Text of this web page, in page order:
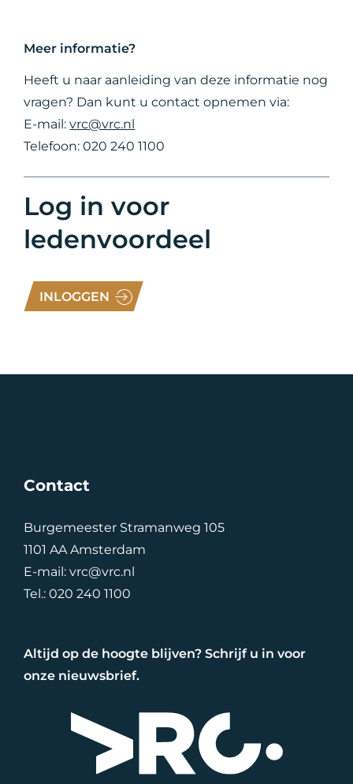
Meer informatie?
Heeft u naar aanleiding van deze informatie nog
vragen? Dan kunt u contact opnemen via:
E-mail:vrc@vrc.nl
Telefoon: 020 240 1100
Log in voor
ledenvoordeel
INLOGGEN
Contact
Burgemeester Stramanweg 105
1101 AA Amsterdam
E-mail:vrc@vrc.nl
Tel.:020 240 1100
Altijd op de hoogte blijven? Schrijf u in voor
onze nieuwsbrief.